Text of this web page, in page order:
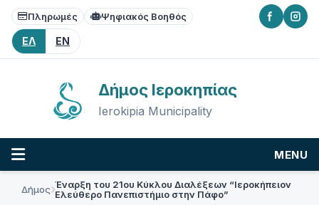
Skip
content
Skip
main
navigation
Skip
footer
Πληρωμές Ψηφιακός Βοηθός
ΕΛ EN
Δήμος Ιεροκηπίας
Ierokipia Municipality
MENU
Δήμος Έναρξη του 21ου Κύκλου Διαλέξεων “Ιεροκήπειον
Ελεύθερο Πανεπιστήμιο στην Πάφο”